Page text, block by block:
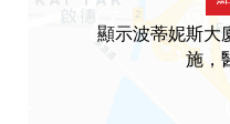
顯示波蒂妮斯大
施，